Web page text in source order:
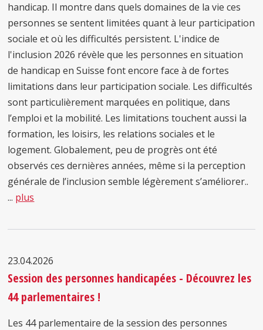
handicap. Il montre dans quels domaines de la vie ces
personnes se sentent limitées quant à leur participation
sociale et où les difficultés persistent. L'indice de
l'inclusion 2026 révèle que les personnes en situation
de handicap en Suisse font encore face à de fortes
limitations dans leur participation sociale. Les difficultés
sont particulièrement marquées en politique, dans
l’emploi et la mobilité. Les limitations touchent aussi la
formation, les loisirs, les relations sociales et le
logement. Globalement, peu de progrès ont été
observés ces dernières années, même si la perception
générale de l’inclusion semble légèrement s’améliorer..
... plus
23.04.2026
Session des personnes handicapées - Découvrez les
44 parlementaires !
Les 44 parlementaire de la session des personnes